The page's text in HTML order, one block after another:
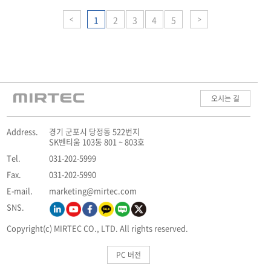
1 2 3 4 5
오시는 길
Address.
경기 군포시 당정동 522번지
SK벤티움 103동 801 ~ 803호
Tel.
031-202-5999
Fax.
031-202-5990
E-mail.
marketing@mirtec.com
SNS.
Copyright(c) MIRTEC CO., LTD. All rights reserved.
PC 버전